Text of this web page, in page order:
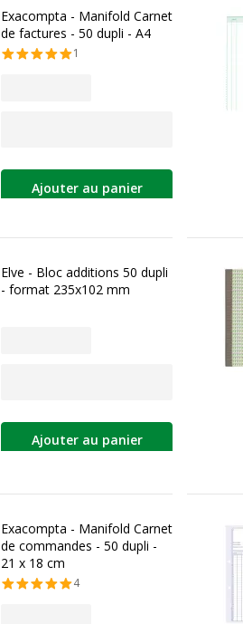
Exacompta - Manifold Carnet
de factures - 50 dupli - A4
1
Ajouter au panier
Elve - Bloc additions 50 dupli
- format 235x102 mm
Ajouter au panier
Exacompta - Manifold Carnet
de commandes - 50 dupli -
21 x 18 cm
4